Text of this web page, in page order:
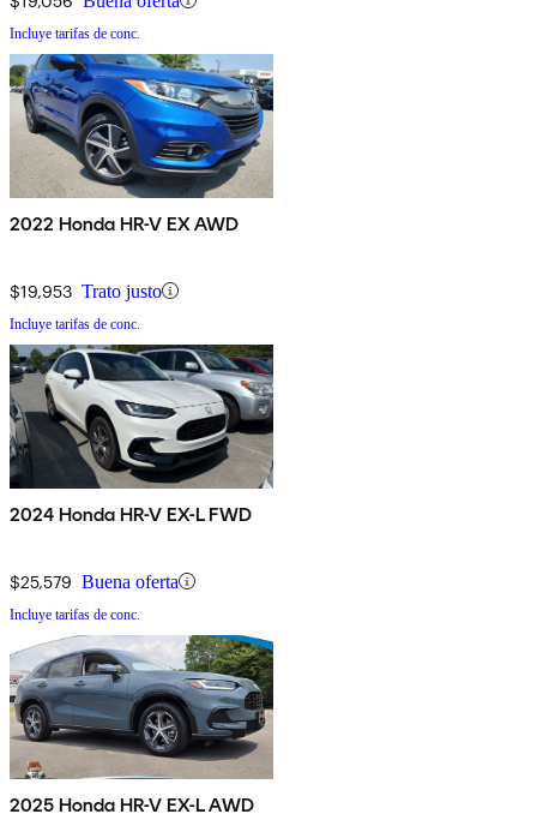
Incluye tarifas de conc.
2022 Honda HR-V EX AWD
$19,953 Trato justo
Incluye tarifas de conc.
2024 Honda HR-V EX-L FWD
$25,579 Buena oferta
Incluye tarifas de conc.
2025 Honda HR-V EX-L AWD